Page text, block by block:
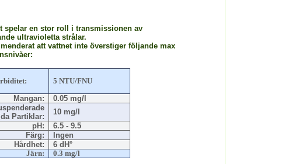
spelar en stor roll i transmissionen av
ultravioletta strålar.
att vattnet inte överstiger följande max
5 NTU/FNU
Mangan:
0.05 mg/l
Partiklar:
10 mg/l
pH:
6.5 - 9.5
Färg:
Ingen
Hårdhet:
6 dH°
Järn:
0.3 mg/l